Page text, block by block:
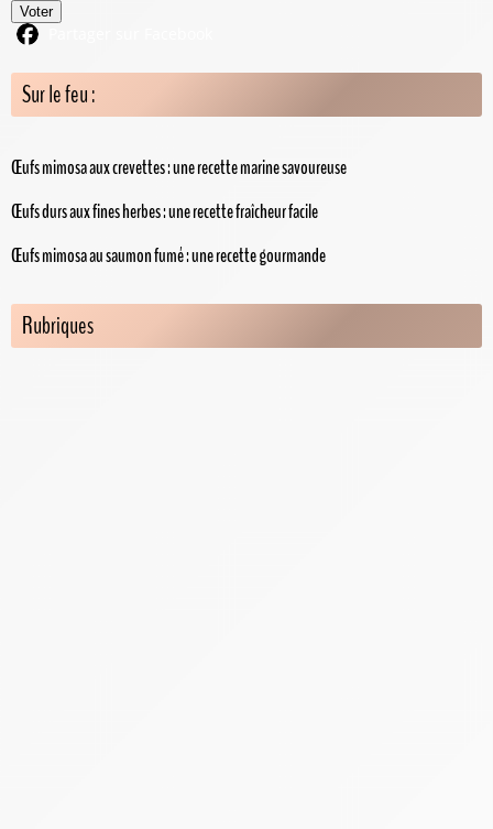
Voter
Sur le feu :
Œufs mimosa aux crevettes : une recette marine savoureuse
Œufs durs aux fines herbes : une recette fraîcheur facile
Œufs mimosa au saumon fumé : une recette gourmande
Rubriques